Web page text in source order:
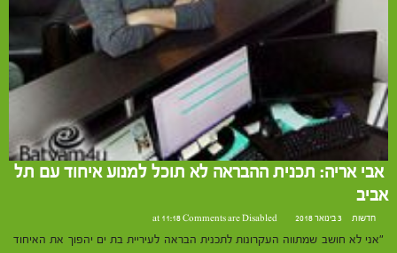
אבי אריה: תכנית ההבראה לא תוכל למנוע איחוד עם תל
אביב
חדשות 3 בינואר 2018 at 11:18 Comments are Disabled
"אני לא חושב שמתווה העקרונות לתכנית הבראה לעיריית בת ים יהפוך את האיחוד